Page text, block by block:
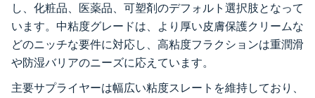
し、化粧品、医薬品、可塑剤のデフォルト選択肢となって
います。中粘度グレードは、より厚い皮膚保護クリームな
どのニッチな要件に対応し、高粘度フラクションは重潤滑
や防湿バリアのニーズに応えています。
主要サプライヤーは幅広い粘度スレートを維持しており、